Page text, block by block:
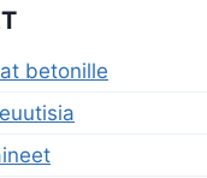
betonille